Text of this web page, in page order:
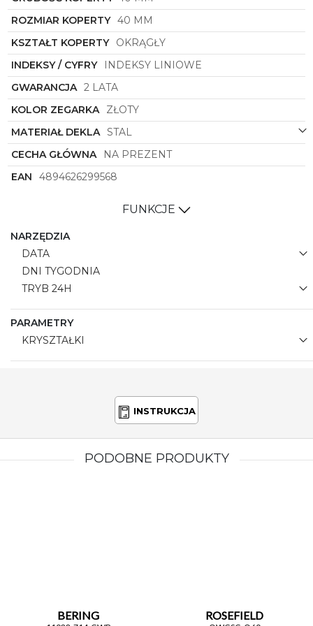
ROZMIAR KOPERTY 40 MM
KSZTAŁT KOPERTY OKRĄGŁY
INDEKSY / CYFRY
INDEKSY LINIOWE
GWARANCJA 2 LATA
KOLOR ZEGARKA ZŁOTY
MATERIAŁ DEKLA STAL
CECHA GŁÓWNA
NA PREZENT
EAN
4894626299568
FUNKCJE
NARZĘDZIA
DATA
DNI TYGODNIA
TRYB 24H
PARAMETRY
KRYSZTAŁKI
INSTRUKCJA
PODOBNE PRODUKTY
BERING ROSEFIELD